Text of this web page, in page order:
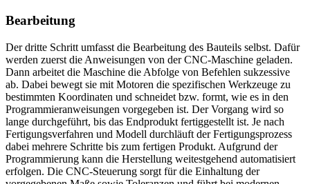
Bearbeitung
Der dritte Schritt umfasst die Bearbeitung des Bauteils selbst. Dafür
werden zuerst die Anweisungen von der CNC-Maschine geladen.
Dann arbeitet die Maschine die Abfolge von Befehlen sukzessive
ab. Dabei bewegt sie mit Motoren die spezifischen Werkzeuge zu
bestimmten Koordinaten und schneidet bzw. formt, wie es in den
Programmieranweisungen vorgegeben ist. Der Vorgang wird so
lange durchgeführt, bis das Endprodukt fertiggestellt ist. Je nach
Fertigungsverfahren und Modell durchläuft der Fertigungsprozess
dabei mehrere Schritte bis zum fertigen Produkt. Aufgrund der
Programmierung kann die Herstellung weitestgehend automatisiert
erfolgen. Die CNC-Steuerung sorgt für die Einhaltung der